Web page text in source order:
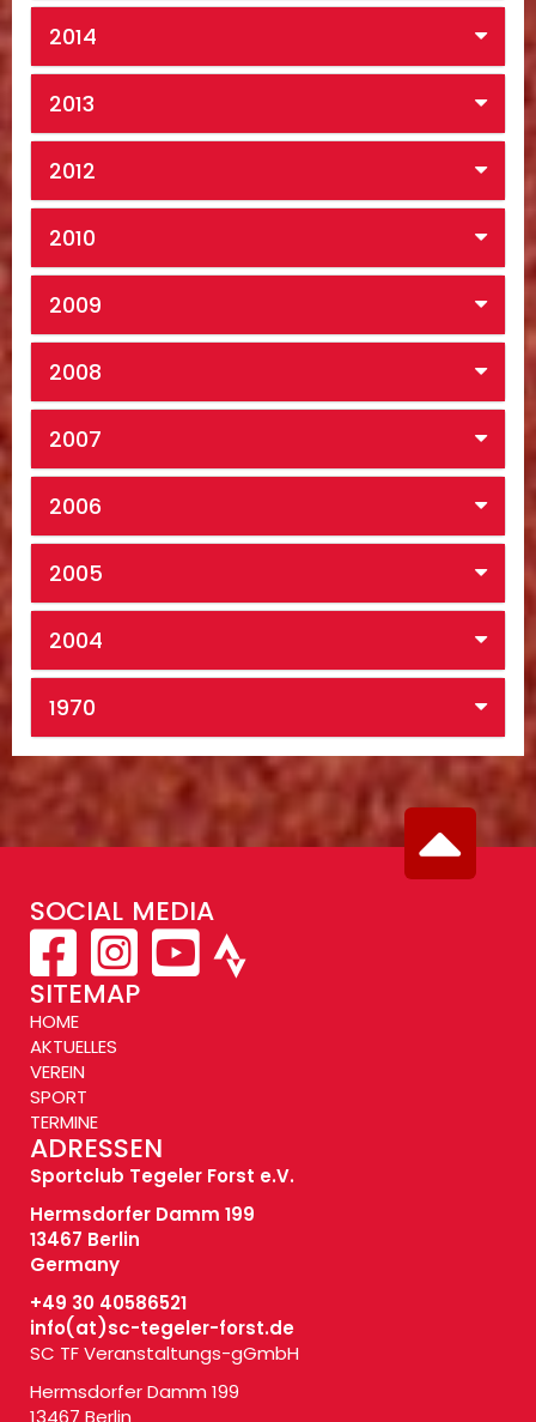
2014
2013
2012
2010
2009
2008
2007
2006
2005
2004
1970
SOCIAL MEDIA
SITEMAP
HOME
AKTUELLES
VEREIN
SPORT
TERMINE
ADRESSEN
Sportclub Tegeler Forst e.V.
Hermsdorfer Damm 199
13467 Berlin
Germany
+49 30 40586521
info(at)sc-tegeler-forst.de
SC TF Veranstaltungs-gGmbH
Hermsdorfer Damm 199
13467 Berlin